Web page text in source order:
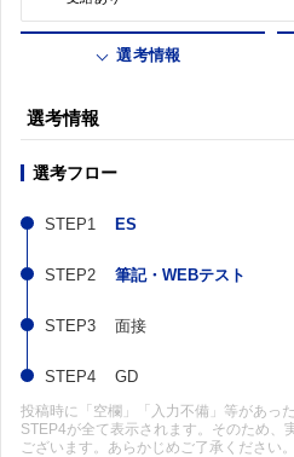
選考情報
選考情報
選考フロー
ES
筆記・WEBテスト
面接
GD
投稿時に「空欄」「入力不備」等があっ
STEP4が全て表示されます。そのため、
ございます。あらかじめご了承ください。